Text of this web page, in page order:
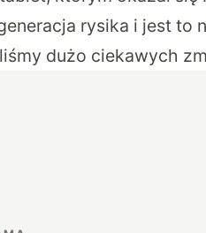
rysika i jest to
dużo ciekawych